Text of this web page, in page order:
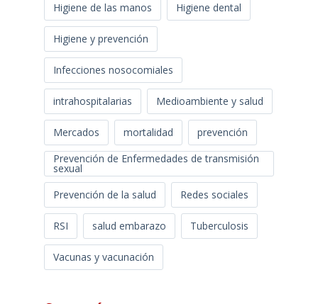
Higiene de las manos Higiene dental
Higiene y prevención
Infecciones nosocomiales
intrahospitalarias Medioambiente y salud
Mercados mortalidad
prevención
Prevención de Enfermedades de transmisión
sexual
Prevención de la salud
Redes sociales
RSI salud embarazo Tuberculosis
Vacunas y vacunación